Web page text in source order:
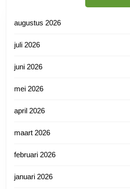
augustus 2026
juli 2026
juni 2026
mei 2026
april 2026
maart 2026
februari 2026
januari 2026